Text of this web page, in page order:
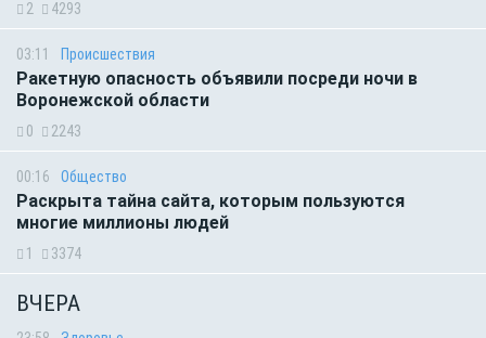
2 4293
03:11 Происшествия
Ракетную опасность объявили посреди ночи в
Воронежской области
0 2243
00:16 Общество
Раскрыта тайна сайта, которым пользуются
многие миллионы людей
1 3374
ВЧЕРА